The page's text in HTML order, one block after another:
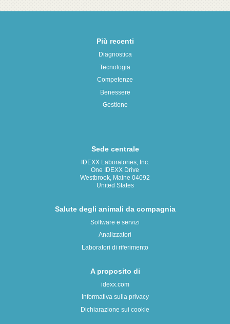
Più recenti
Diagnostica
Tecnologia
Competenze
Benessere
Gestione
Sede centrale
IDEXX Laboratories, Inc.
One IDEXX Drive
Westbrook, Maine 04092
United States
Salute degli animali da compagnia
Software e servizi
Analizzatori
Laboratori di riferimento
A proposito di
idexx.com
Informativa sulla privacy
Dichiarazione sui cookie